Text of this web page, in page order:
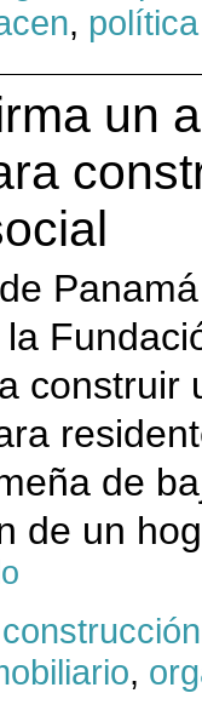
, política
un
construir
de
de un
construcción
,